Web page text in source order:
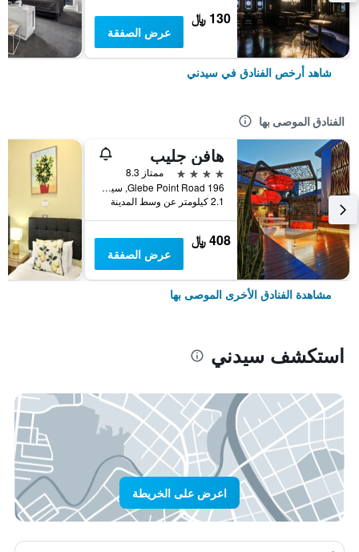
130 ﷼
عرض الصفقة
شاهد أرخص الفنادق في سيدني
الفنادق الموصى بها
هافن جليب
4 نجوم
ممتاز 8.3
196 Glebe Point Road, سيدني, NSW, أستراليا
2.1 كيلومتر عن وسط المدينة
408 ﷼
عرض الصفقة
مشاهدة الفنادق الأخرى الموصى بها
استكشف سيدني
اعرض على الخريطة